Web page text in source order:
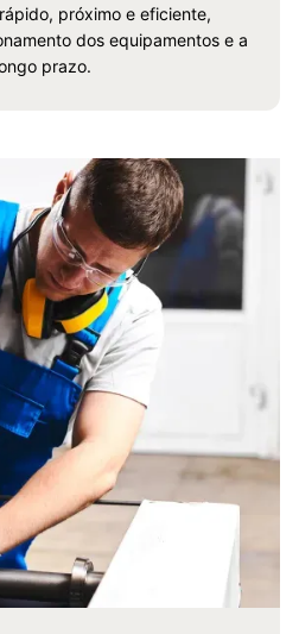
próximo e eficiente,
dos equipamentos e a
prazo.